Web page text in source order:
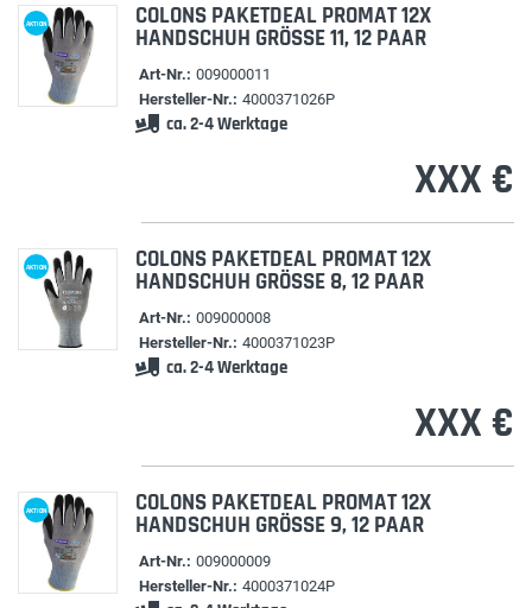
AKTION COLONS PAKETDEAL PROMAT 12X
HANDSCHUH GRÖSSE 11, 12 PAAR
Art-Nr.: 009000011
Hersteller-Nr.: 4000371026P
ca. 2-4 Werktage
XXX €
AKTION COLONS PAKETDEAL PROMAT 12X
HANDSCHUH GRÖSSE 8, 12 PAAR
Art-Nr.: 009000008
Hersteller-Nr.: 4000371023P
ca. 2-4 Werktage
XXX €
AKTION COLONS PAKETDEAL PROMAT 12X
HANDSCHUH GRÖSSE 9, 12 PAAR
Art-Nr.: 009000009
Hersteller-Nr.: 4000371024P